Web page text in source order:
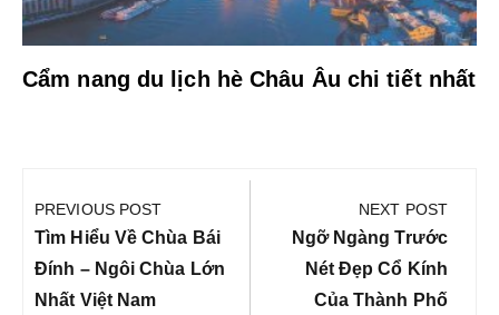
Cẩm nang du lịch hè Châu Âu chi tiết nhất
hướng
bài
viết
PREVIOUS POST
Previous
Post:
Tìm Hiểu Về Chùa Bái
Đính – Ngôi Chùa Lớn
Nhất Việt Nam
NEXT POST
Next
Post:
Ngỡ Ngàng Trước
Nét Đẹp Cổ Kính
Của Thành Phố